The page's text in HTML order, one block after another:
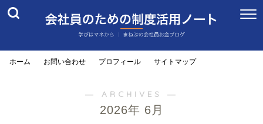
ホーム お問い合わせ プロフィール サイトマップ
― ARCHIVES ―
2026年 6月